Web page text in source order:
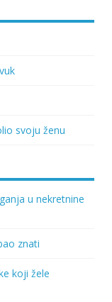
svoju ženu
u nekretnine
znati
koji žele